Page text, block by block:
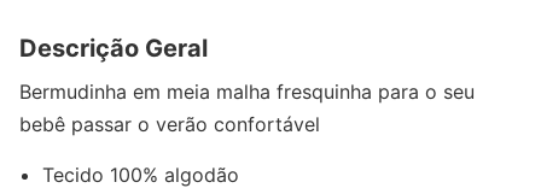
Descrição Geral
Bermudinha em meia malha fresquinha para o seu
bebê passar o verão confortável
Tecido 100% algodão